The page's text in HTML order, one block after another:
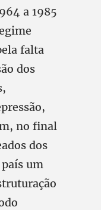
a 1985
falta
dos
no final
dos
um